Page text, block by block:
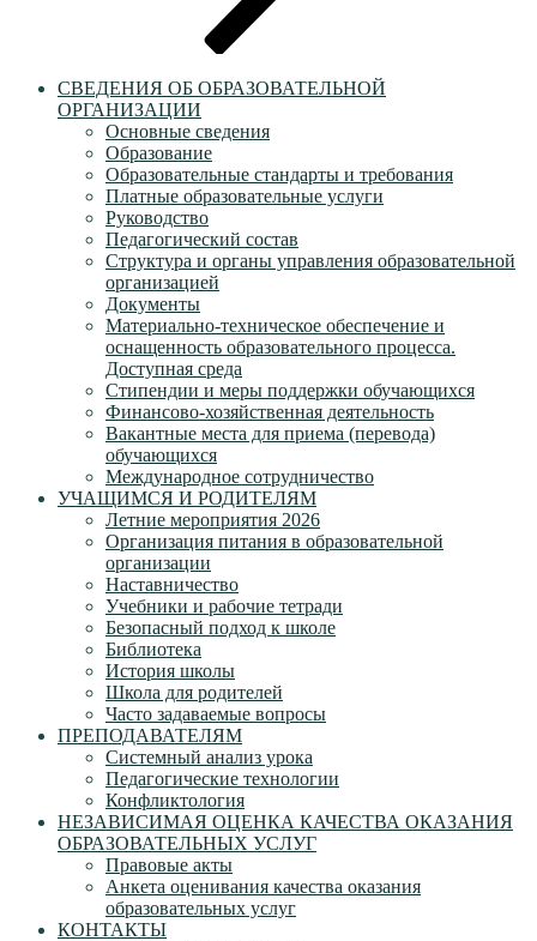
СВЕДЕНИЯ ОБ ОБРАЗОВАТЕЛЬНОЙ
ОРГАНИЗАЦИИ
Основные сведения
Образование
Образовательные стандарты и требования
Платные образовательные услуги
Руководство
Педагогический состав
Структура и органы управления образовательной
организацией
Документы
Материально-техническое обеспечение и
оснащенность образовательного процесса.
Доступная среда
Стипендии и меры поддержки обучающихся
Финансово-хозяйственная деятельность
Вакантные места для приема (перевода)
обучающихся
Международное сотрудничество
УЧАЩИМСЯ И РОДИТЕЛЯМ
Летние мероприятия 2026
Организация питания в образовательной
организации
Наставничество
Учебники и рабочие тетради
Безопасный подход к школе
Библиотека
История школы
Школа для родителей
Часто задаваемые вопросы
ПРЕПОДАВАТЕЛЯМ
Системный анализ урока
Педагогические технологии
Конфликтология
НЕЗАВИСИМАЯ ОЦЕНКА КАЧЕСТВА ОКАЗАНИЯ
ОБРАЗОВАТЕЛЬНЫХ УСЛУГ
Правовые акты
Анкета оценивания качества оказания
образовательных услуг
КОНТАКТЫ